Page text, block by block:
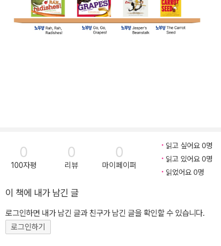
0
100자평
0
리뷰
0
마이페이퍼
읽고 싶어요 0명
읽고 있어요 0명
읽었어요 0명
이 책에 내가 남긴 글
로그인하면 내가 남긴 글과 친구가 남긴 글을 확인할 수 있습니다.
로그인하기